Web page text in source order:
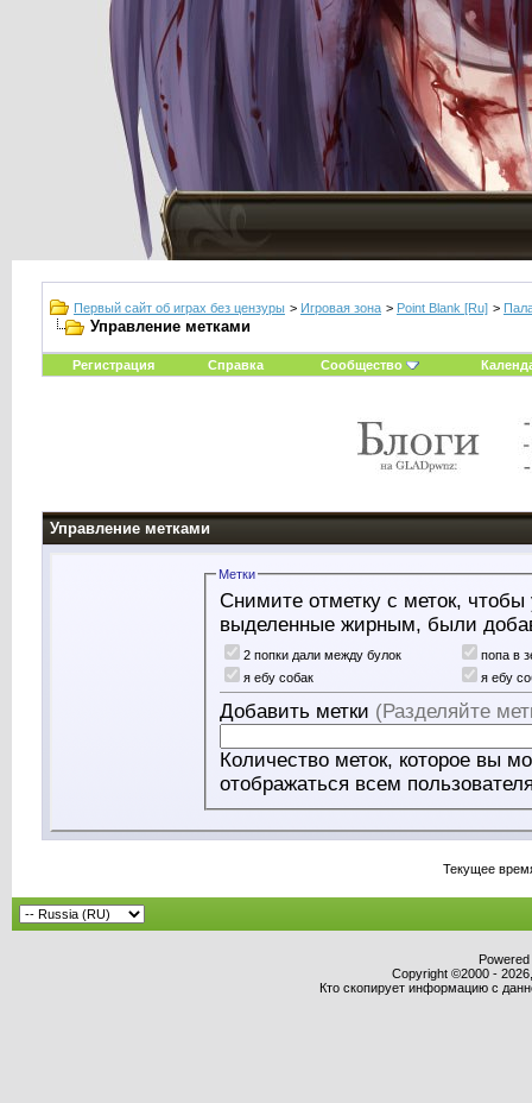
Первый сайт об играх без цензуры > Игровая зона > Point Blank [Ru] >
Управление метками
Регистрация Справка Сообщество
Управление метками
Метки
Снимите отметку с меток,
выделенные жирным, были
2 попки дали между булок
попа в
я ебу собак
я ебу
Добавить метки (Разделяйте
Количество меток, которое вы можете
отображаться всем
Текущее
Copyright ©2000 -
Кто скопирует информацию с